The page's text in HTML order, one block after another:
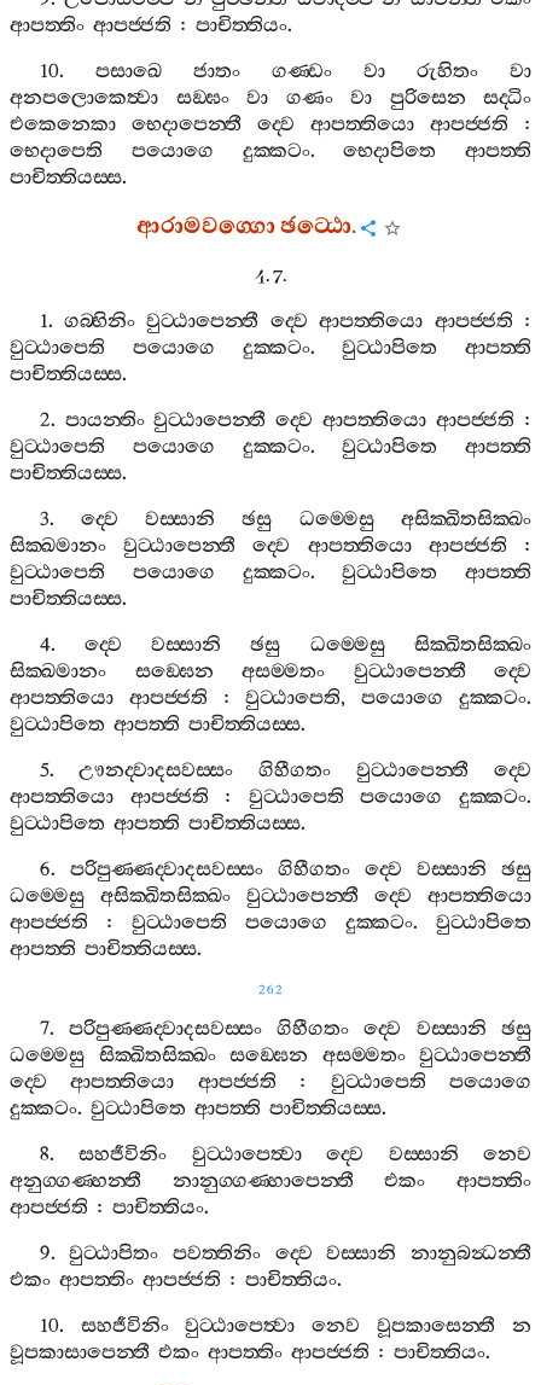
ආපත‍්තිං ආපජ‍්ජති : පාචිත‍්තියං.
10. පසාඛෙ ජාතං ගණ‍්ඩං වා රුහිතං
වා
අනපලොකෙත්‍වා
සඞ‍්ඝං වා ගණං වා පුරිසෙන
සද‍්ධිං
එකෙනෙකා
භෙදාපෙන‍්තී ද‍්වෙ ආපත‍්තියො ආපජ‍්ජති :
භෙදාපෙති
පයොගෙ දුක‍්කටං.භෙදාපිතෙ
ආපත‍්ති
පාචිත‍්තියස‍්ස.
ආරාමවග‍්ගොඡට‍්ඨො.
4. 7.
1.ගබ‍්භිනිං වුට‍්ඨාපෙන‍්තී ද‍්වෙ ආපත‍්තියො ආපජ‍්ජති :
වුට‍්ඨාපෙති
පයොගෙ දුක‍්කටං.වුට‍්ඨාපිතෙ
ආපත‍්ති
පාචිත‍්තියස‍්ස.
2. පායන‍්තිං වුට‍්ඨාපෙන‍්තී ද‍්වෙ ආපත‍්තියො ආපජ‍්ජති :
වුට‍්ඨාපෙති
පයොගෙ දුක‍්කටං.වුට‍්ඨාපිතෙ
ආපත‍්ති
පාචිත‍්තියස‍්ස.
3. ද‍්වෙ වස‍්සානි ඡසු ධම‍්මෙසු
අසික‍්ඛිතසික‍්ඛං
සික‍්ඛමානං
වුට‍්ඨාපෙන‍්තී ද‍්වෙ ආපත‍්තියො ආපජ‍්ජති :
වුට‍්ඨාපෙති
පයොගෙ දුක‍්කටං.වුට‍්ඨාපිතෙ
ආපත‍්ති
පාචිත‍්තියස‍්ස.
4. ද‍්වෙ වස‍්සානි ඡසු ධම‍්මෙසු
සික‍්ඛිතසික‍්ඛං
සික‍්ඛමානං
සඞ‍්ඝෙන අසම‍්මතං වුට‍්ඨාපෙන‍්තී
ද‍්වෙ
ආපත‍්තියො
ආපජ‍්ජති :වුට‍්ඨාපෙති,පයොගෙ දුක‍්කටං.
වුට‍්ඨාපිතෙ ආපත‍්ති පාචිත‍්තියස‍්ස.
5.ඌනද‍්වාදසවස‍්සං ගිහීගතං වුට‍්ඨාපෙන‍්තී
ද‍්වෙ
ආපත‍්තියො
ආපජ‍්ජති : වුට‍්ඨාපෙති පයොගෙ දුක‍්කටං.
වුට‍්ඨාපිතෙ ආපත‍්ති පාචිත‍්තියස‍්ස.
6. පරිපුණ‍්ණද‍්වාදසවස‍්සං ගිහීගතං ද‍්වෙ වස‍්සානි
ඡසු
ධම‍්මෙසු
අසික‍්ඛිතසික‍්ඛං වුට‍්ඨාපෙන‍්තී ද‍්වෙ
ආපත‍්තියො
ආපජ‍්ජති : වුට‍්ඨාපෙති පයොගෙ දුක‍්කටං. වුට‍්ඨාපිතෙ
ආපත‍්ති පාචිත‍්තියස‍්ස.
262
7. පරිපුණ‍්ණද‍්වාදසවස‍්සං ගිහීගතං ද‍්වෙ වස‍්සානි
ඡසු
ධම‍්මෙසු
සික‍්ඛිතසික‍්ඛං සඞ‍්ඝෙන අසම‍්මතං
වුට‍්ඨාපෙන‍්තී
ද‍්වෙ
ආපත‍්තියො ආපජ‍්ජති : වුට‍්ඨාපෙති
පයොගෙ
දුක‍්කටං. වුට‍්ඨාපිතෙ ආපත‍්ති පාචිත‍්තියස‍්ස.
8.සහජීවිනිං වුට‍්ඨාපෙත්‍වා ද‍්වෙ වස‍්සානි
නෙව
අනුග‍්ගණ‍්හන‍්තී
නානුග‍්ගණ‍්හාපෙන‍්තී එකං
ආපත‍්තිං
ආපජ‍්ජති : පාචිත‍්තියං.
9.වුට‍්ඨාපිතං පවත‍්තිනිං ද‍්වෙ වස‍්සානි
නානුබන්‍ධන‍්තී
එකං ආපත‍්තිං ආපජ‍්ජති : පාචිත‍්තියං.
10. සහජීවිනිං වුට‍්ඨාපෙත්‍වා නෙව වූපකාසෙන‍්තී
න
වූපකාසාපෙන‍්තී එකං ආපත‍්තිං ආපජ‍්ජති : පාචිත‍්තියං.